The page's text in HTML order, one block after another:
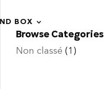
BOX
Browse Categories
Non classé (1)